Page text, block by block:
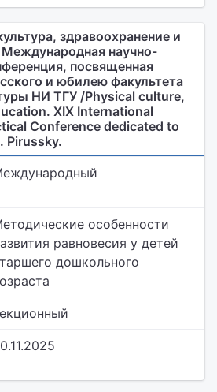
здравоохранение и
Международная научно-
посвященная
и юбилею факультета
НИ ТГУ /Physical culture,
XIX International
Conference dedicated to
Pirussky.
особенности
равновесия у детей
дошкольного